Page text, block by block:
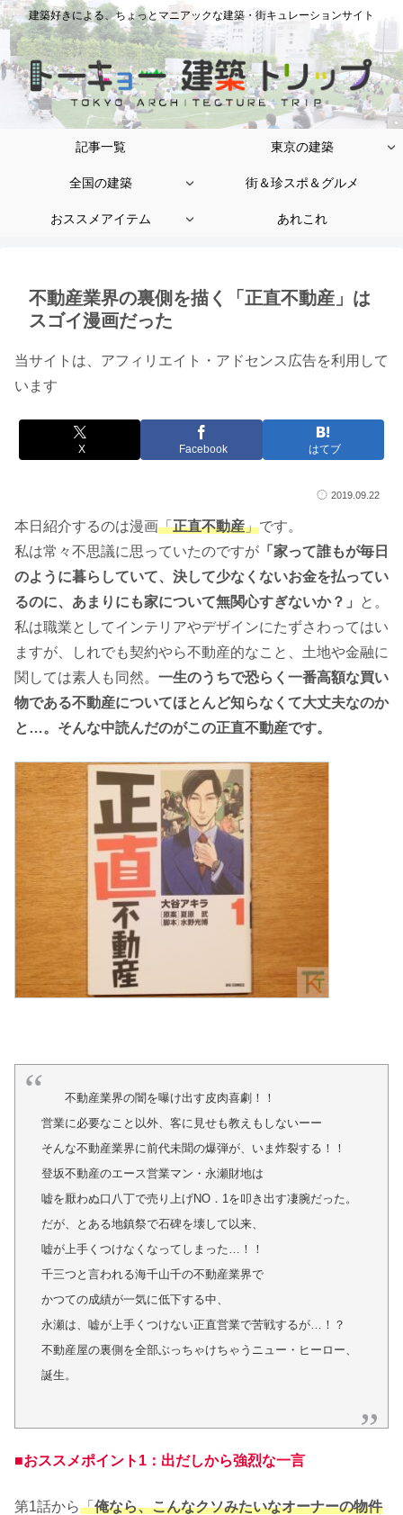
建築好きによる、ちょっとマニアックな建築・街キュレーションサイト
記事一覧 東京の建築
全国の建築 街＆珍スポ＆グルメ
おススメアイテム あれこれ
不動産業界の裏側を描く「正直不動産」は
スゴイ漫画だった
当サイトは、アフィリエイト・アドセンス広告を利用して
います
X Facebook はてブ
2019.09.22
本日紹介するのは漫画「正直不動産」です。
私は常々不思議に思っていたのですが 「家って誰もが毎日
のように暮らしていて、決して少なくないお金を払ってい
るのに、あまりにも家について無関心すぎないか？」
と。
私は職業としてインテリアやデザインにたずさわってはい
ますが、しれでも契約やら不動産的なこと、土地や金融に
関しては素人も同然。 一生のうちで恐らく一番高額な買い
物である不動産についてほとんど知らなくて大丈夫なのか
と…。そんな中読んだのがこの正直不動産です。
不動産業界の闇を曝け出す皮肉喜劇！！
営業に必要なこと以外、客に見せも教えもしないーー
そんな不動産業界に前代未聞の爆弾が、いま炸裂する！！
登坂不動産のエース営業マン・永瀬財地は
嘘を厭わぬ口八丁で売り上げNO．1を叩き出す凄腕だった。
だが、とある地鎮祭で石碑を壊して以来、
嘘が上手くつけなくなってしまった…！！
千三つと言われる海千山千の不動産業界で
かつての成績が一気に低下する中、
永瀬は、嘘が上手くつけない正直営業で苦戦するが…！？
不動産屋の裏側を全部ぶっちゃけちゃうニュー・ヒーロー、
誕生。
■おススメポイント1：出だしから強烈な一言
第1話から「俺なら、こんなクソみたいなオーナーの物件